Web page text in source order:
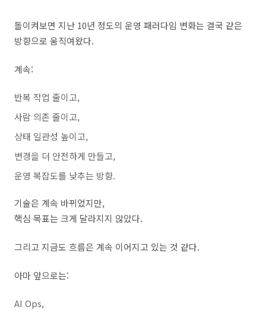
돌이켜보면 지난 10년 정도의 운영 패러다임 변화는 결국 같은
방향으로 움직여왔다.
계속:
반복 작업 줄이고,
사람 의존 줄이고,
상태 일관성 높이고,
변경을 더 안전하게 만들고,
운영 복잡도를 낮추는 방향.
기술은 계속 바뀌었지만,
핵심 목표는 크게 달라지지 않았다.
그리고 지금도 흐름은 계속 이어지고 있는 것 같다.
아마 앞으로는:
AI Ops,